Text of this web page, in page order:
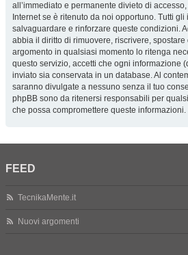
all’immediato e permanente divieto di
Internet se è ritenuto da noi opportuno. Tutti
salvaguardare e rinforzare queste condizioni.
abbia il diritto di rimuovere, riscrivere,
argomento in qualsiasi momento lo ritenga
questo servizio, accetti che ogni informazione
inviato sia conservata in un database. Al
saranno divulgate a nessuno senza il tuo
phpBB sono da ritenersi responsabili per
che possa compromettere queste informazioni.
FEED
TecnikaMente.it
Nuovi argomenti